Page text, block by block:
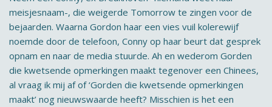
meisjesnaam-, die weigerde Tomorrow te zingen voor de
bejaarden. Waarna Gordon haar een vies vuil kolerewijf
noemde door de telefoon, Conny op haar beurt dat gesprek
opnam en naar de media stuurde. Ah en wederom Gorden
die kwetsende opmerkingen maakt tegenover een Chinees,
al vraag ik mij af of ‘Gorden die kwetsende opmerkingen
maakt’ nog nieuwswaarde heeft? Misschien is het een